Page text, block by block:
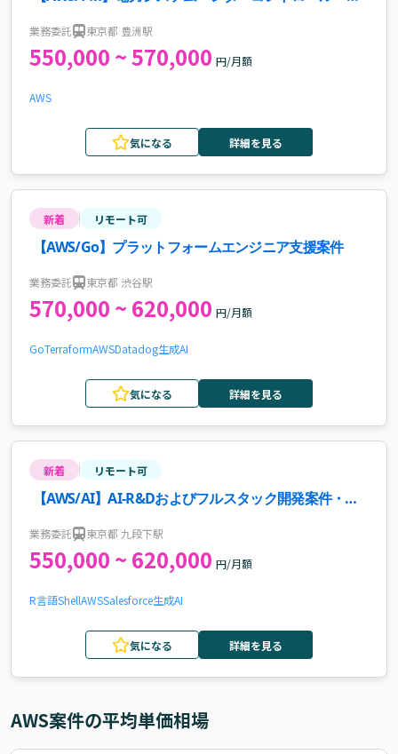
業務委託 東京都 豊洲駅
550,000 ~ 570,000 円/月額
AWS
気になる 詳細を見る
新着 リモート可
【AWS/Go】プラットフォームエンジニア支援案件
業務委託 東京都 渋谷駅
570,000 ~ 620,000 円/月額
GoTerraformAWSDatadog生成AI
気になる 詳細を見る
新着 リモート可
【AWS/AI】AI-R&Dおよびフルスタック開発案件・求
業務委託 東京都 九段下駅
550,000 ~ 620,000 円/月額
R言語ShellAWSSalesforce生成AI
気になる 詳細を見る
AWS案件の平均単価相場